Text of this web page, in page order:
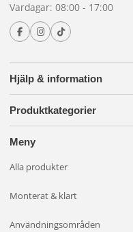
Hjälp & information
Produktkategorier
Meny
Alla produkter
Monterat & klart
Användningsområden
Vardagar: 08:00 - 17:00